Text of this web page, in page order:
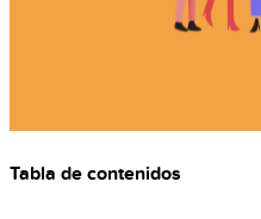
Tabla de contenidos